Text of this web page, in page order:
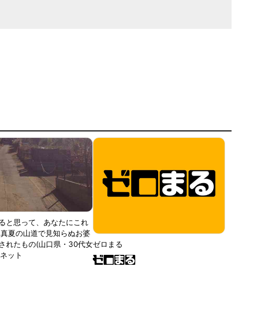
と思って、あなたにこれ
夏の山道で見知らぬお婆
れたもの(山口県・30代女
ット
ゼロまる